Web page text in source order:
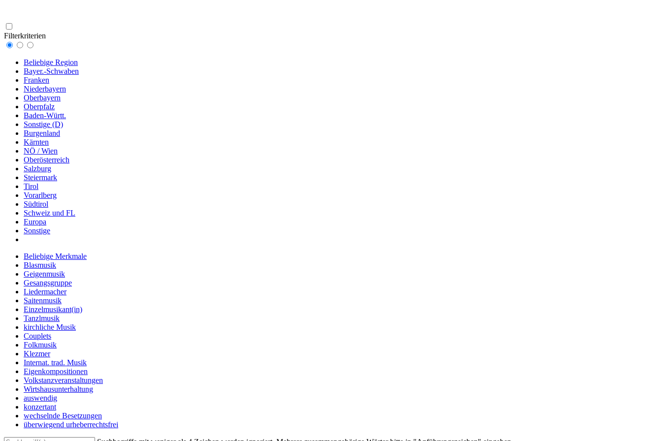
Filterkriterien
Beliebige Region
Bayer.-Schwaben
Franken
Niederbayern
Oberbayern
Oberpfalz
Baden-Württ.
Sonstige (D)
Burgenland
Kärnten
NÖ / Wien
Oberösterreich
Salzburg
Steiermark
Tirol
Vorarlberg
Südtirol
Schweiz und FL
Europa
Sonstige
Beliebige Merkmale
Blasmusik
Geigenmusik
Gesangsgruppe
Liedermacher
Saitenmusik
Einzelmusikant(in)
Tanzlmusik
kirchliche Musik
Couplets
Folkmusik
Klezmer
Internat. trad. Musik
Eigenkompositionen
Volkstanzveranstaltungen
Wirtshausunterhaltung
auswendig
konzertant
wechselnde Besetzungen
überwiegend urheberrechtsfrei